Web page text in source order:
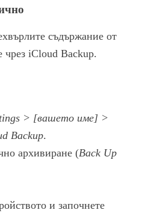
съдържание от
чрез iCloud Backup.
> [вашето име] >
Backup.
архивиране (Back Up
и започнете